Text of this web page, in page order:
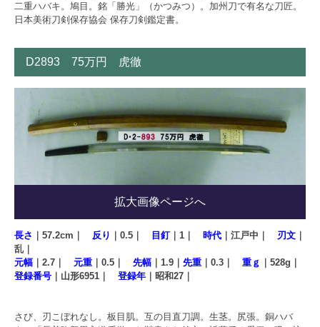
二重ハバキ。鳩目。銘「勝光」（かつみつ）。加州刀で有名な刀匠。
日本美術刀剣保存協会 保存刀剣鑑定書。
D2893 75万円 虎徹
拡大画像ページへ
長さ ｜57.2cm｜ 反り ｜0.5｜ 目釘 ｜1｜ 時代 ｜江戸中｜ 刃文
乱｜
元幅 ｜2.7｜ 元重 ｜0.5｜ 先幅 ｜1.9｜ 先重 ｜0.3｜ 重ｇ
｜528g｜
登録番号 ｜山形6951｜ 登録年 ｜昭和27｜
さび、刃こぼれなし。板目肌。互の目直刀調。生茎。尻張。銅ハバ